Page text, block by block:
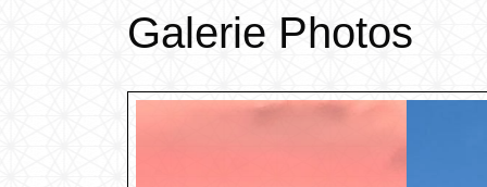
Galerie Photos